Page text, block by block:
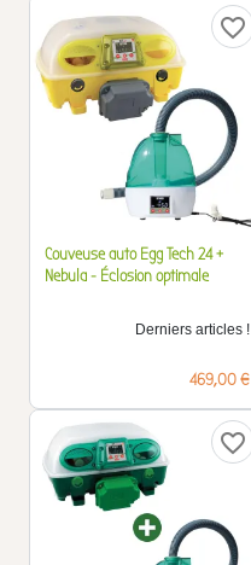
favorite_border
Couveuse auto Egg Tech 24 +
Nebula - Éclosion optimale
Derniers articles !
Prix
469,00 €
favorite_border